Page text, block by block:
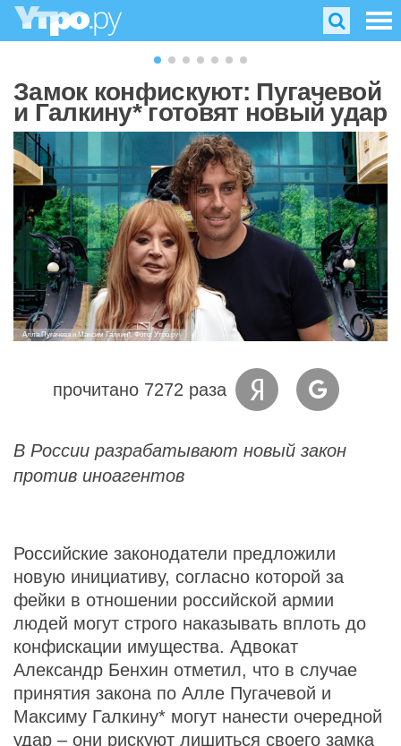
Замок конфискуют: Пугачевой
и Галкину* готовят новый удар
Алла Пугачева и Максим Галкин*. Фото: Утро.ру
прочитано 7272 раза
В России разрабатывают новый закон
против иноагентов
Российские законодатели предложили
новую инициативу, согласно которой за
фейки в отношении российской армии
людей могут строго наказывать вплоть до
конфискации имущества. Адвокат
Александр Бенхин отметил, что в случае
принятия закона по Алле Пугачевой и
Максиму Галкину* могут нанести очередной
удар – они рискуют лишиться своего замка